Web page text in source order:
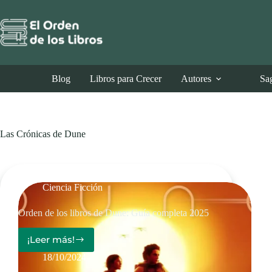
contenido
Blog Libros para Crecer Autores
Las Crónicas de Dune
Ciencia Ficción
Orden de los libros de Dune: Guía completa 2025
¡Leer más!
Orden
de
18/10/2024